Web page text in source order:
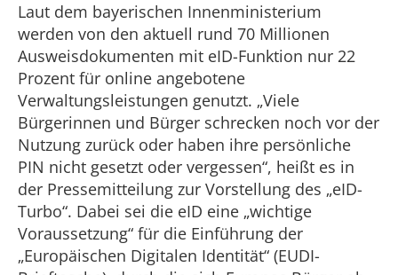
Laut dem bayerischen Innenministerium
werden von den aktuell rund 70 Millionen
Ausweisdokumenten mit eID-Funktion nur 22
Prozent für online angebotene
Verwaltungsleistungen genutzt. „Viele
Bürgerinnen und Bürger schrecken noch vor der
Nutzung zurück oder haben ihre persönliche
PIN nicht gesetzt oder vergessen“, heißt es in
der Pressemitteilung zur Vorstellung des „eID-
Turbo“. Dabei sei die eID eine „wichtige
Voraussetzung“ für die Einführung der
„Europäischen Digitalen Identität“ (EUDI-